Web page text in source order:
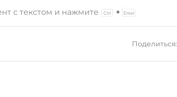
с текстом и нажмите +
Поделиться: